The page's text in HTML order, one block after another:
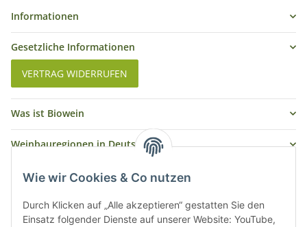
Wie wir Cookies & Co nutzen
Durch Klicken auf „Alle akzeptieren“ gestatten Sie den
Einsatz folgender Dienste auf unserer Website: YouTube,
Informationen
Gesetzliche Informationen
VERTRAG WIDERRUFEN
Was ist Biowein
Weinbauregionen in Deutschland
Weinbauregionen und Weinbaugebiete in Österreich
Weiße Rebsorten